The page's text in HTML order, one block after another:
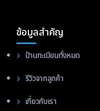
ข้อมูลสำคัญ
ป้านทะเบียนทั้งหมด
รีวิวจากลูกค้า
เกี่ยวกับเรา